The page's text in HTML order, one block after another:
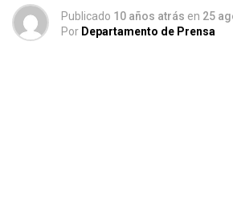
Publicado 10 años atrás en 25
Por Departamento de Prensa